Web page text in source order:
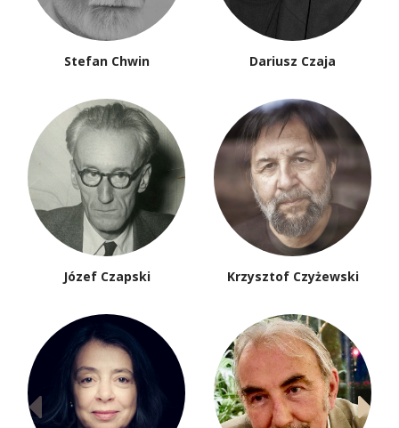
Stefan Chwin Dariusz Czaja
Józef Czapski Krzysztof Czyżewski